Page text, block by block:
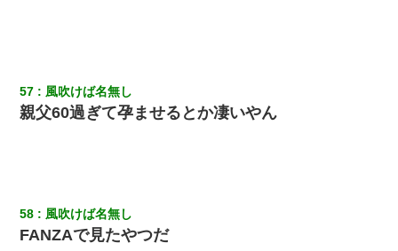
57 風吹けば名無し
親父60過ぎて孕ませるとか凄いやん
58 風吹けば名無し
FANZAで見たやつだ